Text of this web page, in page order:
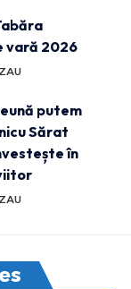
vară 2026
putem
Sărat
în